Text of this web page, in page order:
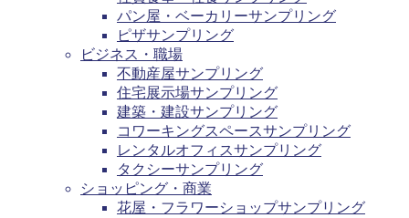
パン屋・ベーカリーサンプリング
ピザサンプリング
ビジネス・職場
不動産屋サンプリング
住宅展示場サンプリング
建築・建設サンプリング
コワーキングスペースサンプリング
レンタルオフィスサンプリング
タクシーサンプリング
ショッピング・商業
花屋・フラワーショップサンプリング